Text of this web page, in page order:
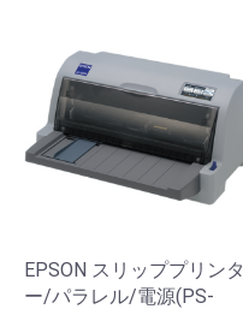
EPSON スリッププリンタ
ー/パラレル/電源(PS-